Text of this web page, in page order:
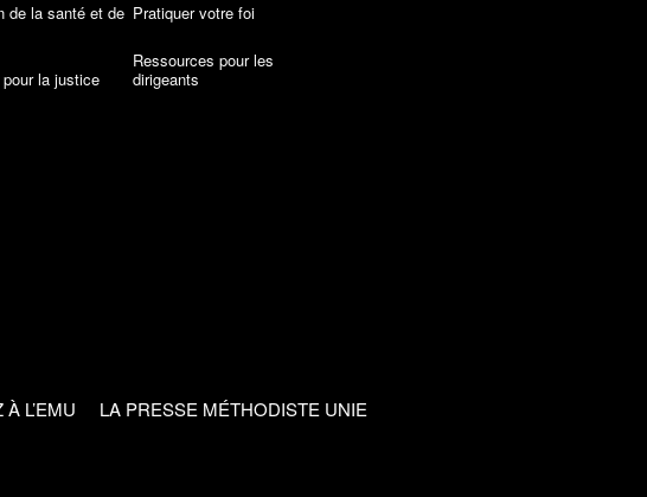
de la santé et de
la justice
Pratiquer votre foi
Ressources pour les
dirigeants
L’EMU LA PRESSE MÉTHODISTE UNIE